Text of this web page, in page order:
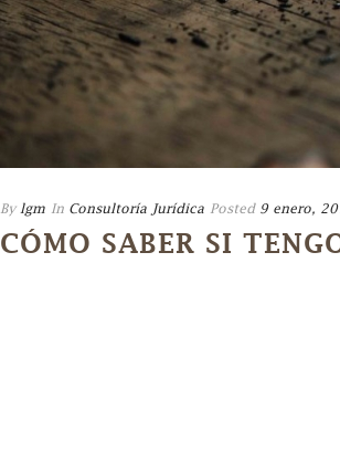
By lgm In Consultoría Jurídica Posted 9 enero,
CÓMO SABER SI